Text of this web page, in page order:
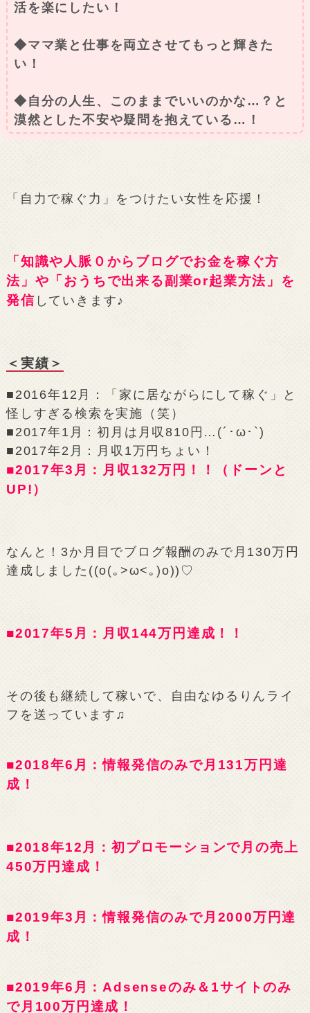
活を楽にしたい！
◆ママ業と仕事を両立させてもっと輝きた
い！
◆自分の人生、このままでいいのかな…？と
漠然とした不安や疑問を抱えている…！
「自力で稼ぐ力」をつけたい女性を応援！
「知識や人脈０からブログでお金を稼ぐ方
法」や「おうちで出来る副業or起業方法」を
発信 していきます♪
＜実績＞
■2016年12月：「家に居ながらにして稼ぐ」と
怪しすぎる検索を実施（笑）
■2017年1月：初月は月収810円…(´･ω･`)
■2017年2月：月収1万円ちょい！
■2017年3月：月収132万円！！（ドーンと
UP!）
なんと！3か月目でブログ報酬のみで月130万円
達成しました((o(｡>ω<｡)o))♡
■2017年5月：月収144万円達成！！
その後も継続して稼いで、自由なゆるりんライ
フを送っています♫
■2018年6月：情報発信のみで月131万円達
成！
■2018年12月：初プロモーションで月の売上
450万円達成！
■2019年3月：情報発信のみで月2000万円達
成！
■2019年6月：Adsenseのみ＆1サイトのみ
で月100万円達成！